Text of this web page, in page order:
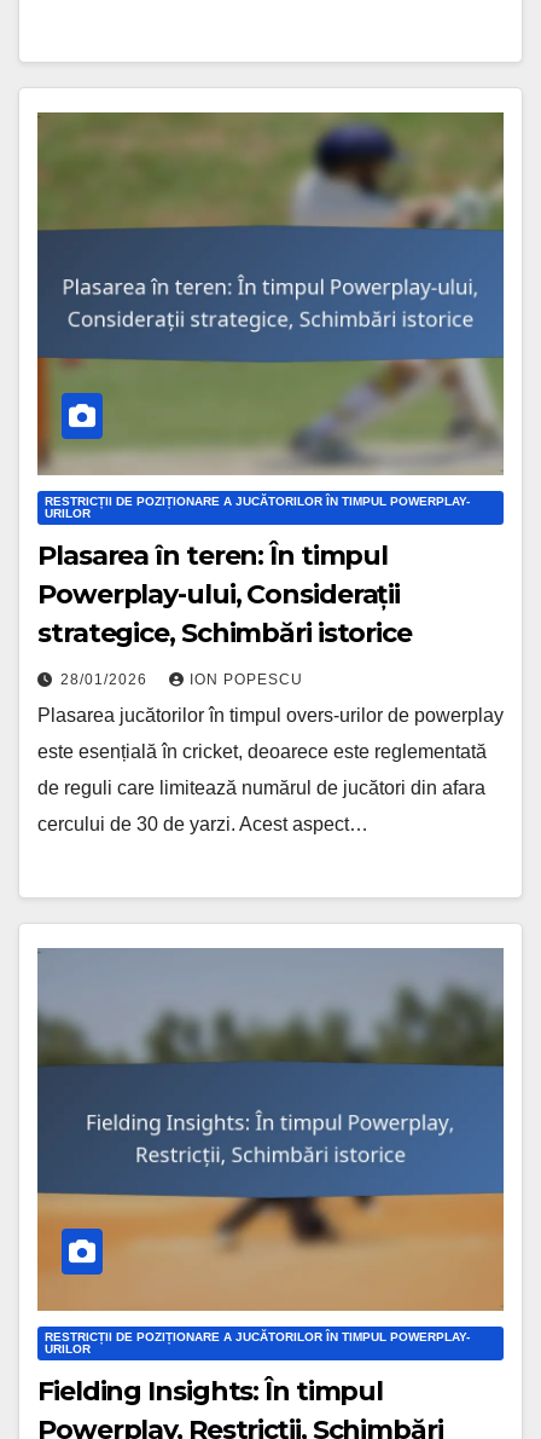
RESTRICȚII DE POZIȚIONARE A JUCĂTORILOR ÎN TIMPUL POWERPLAY-
URILOR
Plasarea în teren: În timpul
Powerplay-ului, Considerații
strategice, Schimbări istorice
28/01/2026 ION POPESCU
Plasarea jucătorilor în timpul overs-urilor de powerplay
este esențială în cricket, deoarece este reglementată
de reguli care limitează numărul de jucători din afara
cercului de 30 de yarzi. Acest aspect…
RESTRICȚII DE POZIȚIONARE A JUCĂTORILOR ÎN TIMPUL POWERPLAY-
URILOR
Fielding Insights: În timpul
Powerplay, Restricții, Schimbări